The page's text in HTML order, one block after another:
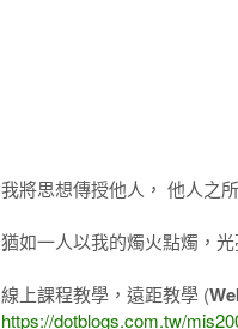
我將思想傳授他人， 他人之
猶如一人以我的燭火點燭，
線上課程教學，遠距教學 (
https://dotblogs.com.tw/